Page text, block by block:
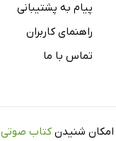
پیام به پشتیبانی
راهنمای کاربران
تماس با ما
امکان شنیدن کتاب صوتی